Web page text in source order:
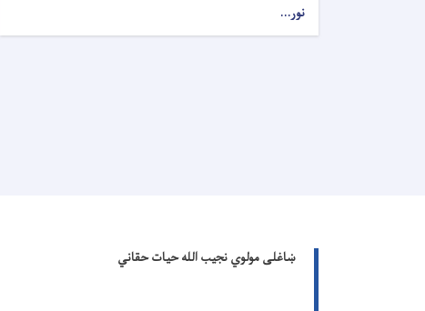
نور...
ښاغلی مولوي نجیب الله حیات حقاني